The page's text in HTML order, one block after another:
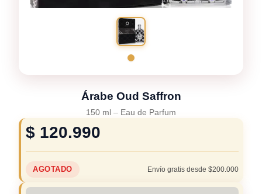
Árabe Oud Saffron
150 ml – Eau de Parfum
$ 120.990
AGOTADO Envío gratis desde $200.000